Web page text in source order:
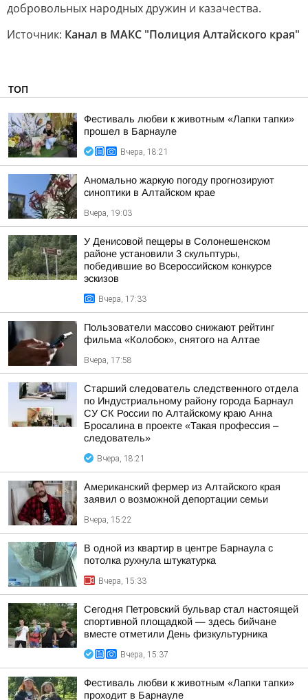
добровольных народных дружин и казачества.
Источник: Канал в МАКС "Полиция Алтайского края"
ТОП
Фестиваль любви к животным «Лапки тапки»
прошел в Барнауле
Вчера, 18:21
Аномально жаркую погоду прогнозируют
синоптики в Алтайском крае
Вчера, 19:03
У Денисовой пещеры в Солонешенском
районе установили 3 скульптуры,
победившие во Всероссийском конкурсе
эскизов
Вчера, 17:33
Пользователи массово снижают рейтинг
фильма «Колобок», снятого на Алтае
Вчера, 17:58
Старший следователь следственного отдела
по Индустриальному району города Барнаул
СУ СК России по Алтайскому краю Анна
Бросалина в проекте «Такая профессия –
следователь»
Вчера, 18:21
Американский фермер из Алтайского края
заявил о возможной депортации семьи
Вчера, 15:22
В одной из квартир в центре Барнаула с
потолка рухнула штукатурка
Вчера, 15:33
Сегодня Петровский бульвар стал настоящей
спортивной площадкой — здесь бийчане
вместе отметили День физкультурника
Вчера, 15:37
Фестиваль любви к животным «Лапки тапки»
проходит в Барнауле